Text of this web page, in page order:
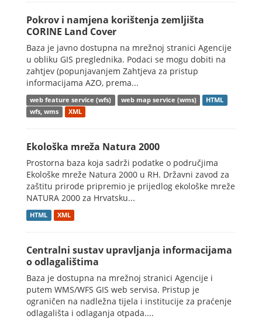
Pokrov i namjena korištenja zemljišta
CORINE Land Cover
Baza je javno dostupna na mrežnoj stranici Agencije
u obliku GIS preglednika. Podaci se mogu dobiti na
zahtjev (popunjavanjem Zahtjeva za pristup
informacijama AZO, prema...
web feature service (wfs) web map service (wms)
HTML
wfs, wms
XML
Ekološka mreža Natura 2000
Prostorna baza koja sadrži podatke o područjima
Ekološke mreže Natura 2000 u RH. Državni zavod za
zaštitu prirode pripremio je prijedlog ekološke mreže
NATURA 2000 za Hrvatsku...
HTML XML
Centralni sustav upravljanja informacijama
o odlagalištima
Baza je dostupna na mrežnoj stranici Agencije i
putem WMS/WFS GIS web servisa. Pristup je
ograničen na nadležna tijela i institucije za praćenje
odlagališta i odlaganja otpada....